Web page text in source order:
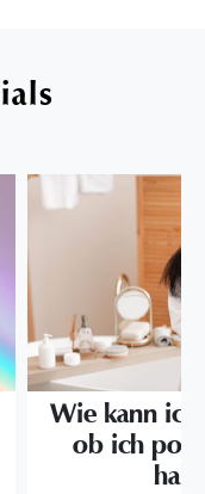
Wie kann ich
ob ich